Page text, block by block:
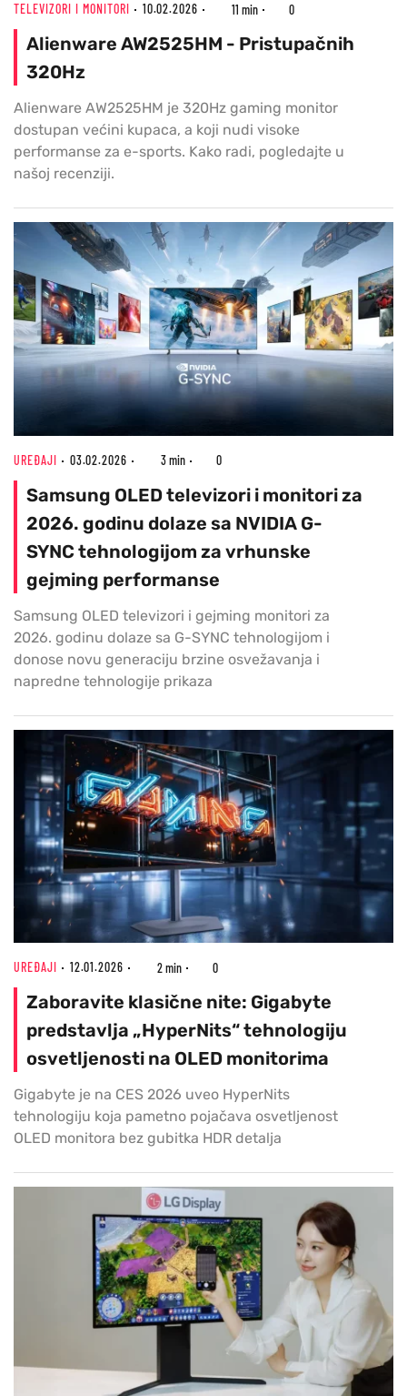
TELEVIZORI I MONITORI 10.02.2026 11 min 0
Alienware AW2525HM - Pristupačnih
320Hz
Alienware AW2525HM je 320Hz gaming monitor
dostupan većini kupaca, a koji nudi visoke
performanse za e-sports. Kako radi, pogledajte u
našoj recenziji.
UREĐAJI 03.02.2026 3 min 0
Samsung OLED televizori i monitori za
2026. godinu dolaze sa NVIDIA G-
SYNC tehnologijom za vrhunske
gejming performanse
Samsung OLED televizori i gejming monitori za
2026. godinu dolaze sa G-SYNC tehnologijom i
donose novu generaciju brzine osvežavanja i
napredne tehnologije prikaza
UREĐAJI 12.01.2026 2 min 0
Zaboravite klasične nite: Gigabyte
predstavlja „HyperNits“ tehnologiju
osvetljenosti na OLED monitorima
Gigabyte je na CES 2026 uveo HyperNits
tehnologiju koja pametno pojačava osvetljenost
OLED monitora bez gubitka HDR detalja